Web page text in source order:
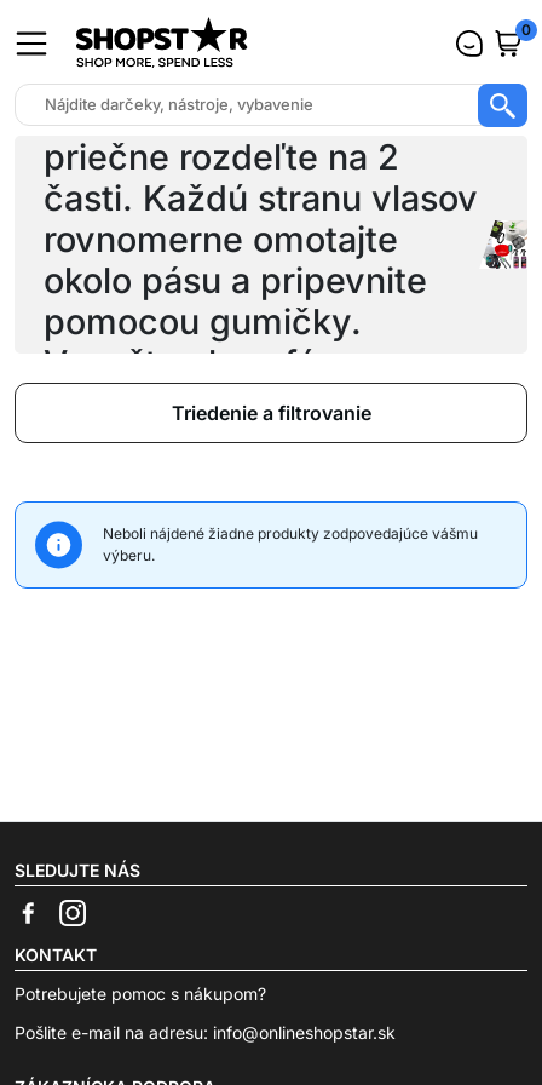
0
do stredu hlavy
umiestnite pás a vlasy
priečne rozdeľte na 2
časti. Každú stranu vlasov
rovnomerne omotajte
okolo pásu a pripevnite
pomocou gumičky.
Vysušte vlasy fénom
alebo počkajte, ký
Triedenie a filtrovanie
Neboli nájdené žiadne produkty zodpovedajúce vášmu
výberu.
SLEDUJTE NÁS
KONTAKT
Potrebujete pomoc s nákupom?
Pošlite e-mail na adresu: info@onlineshopstar.sk